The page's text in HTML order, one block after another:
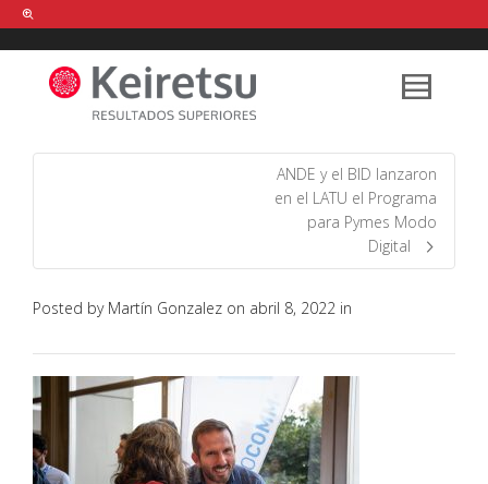
Help me Dante! I'm looking for new
shirts in a size medium
that cost
between £ . Show me all the
items, from the brandour legacy.
ANDE y el BID lanzaron
en el LATU el Programa
para Pymes Modo
Digital
Posted by Martín Gonzalez on abril 8, 2022 in